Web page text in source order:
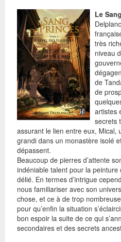
Le
très
niveau
de
de
artistes
secrets
assurant le lien entre eux, Mical,
grandi dans un monastère isolé
dépassent.
Beaucoup de pierres d’attente
indéniable talent pour la
délié. En termes d’intrigue
nous familiariser avec son
chose, et ce à de trop
pour qu’enfin la situation
bon espoir la suite de ce qui
secondaires et des secrets